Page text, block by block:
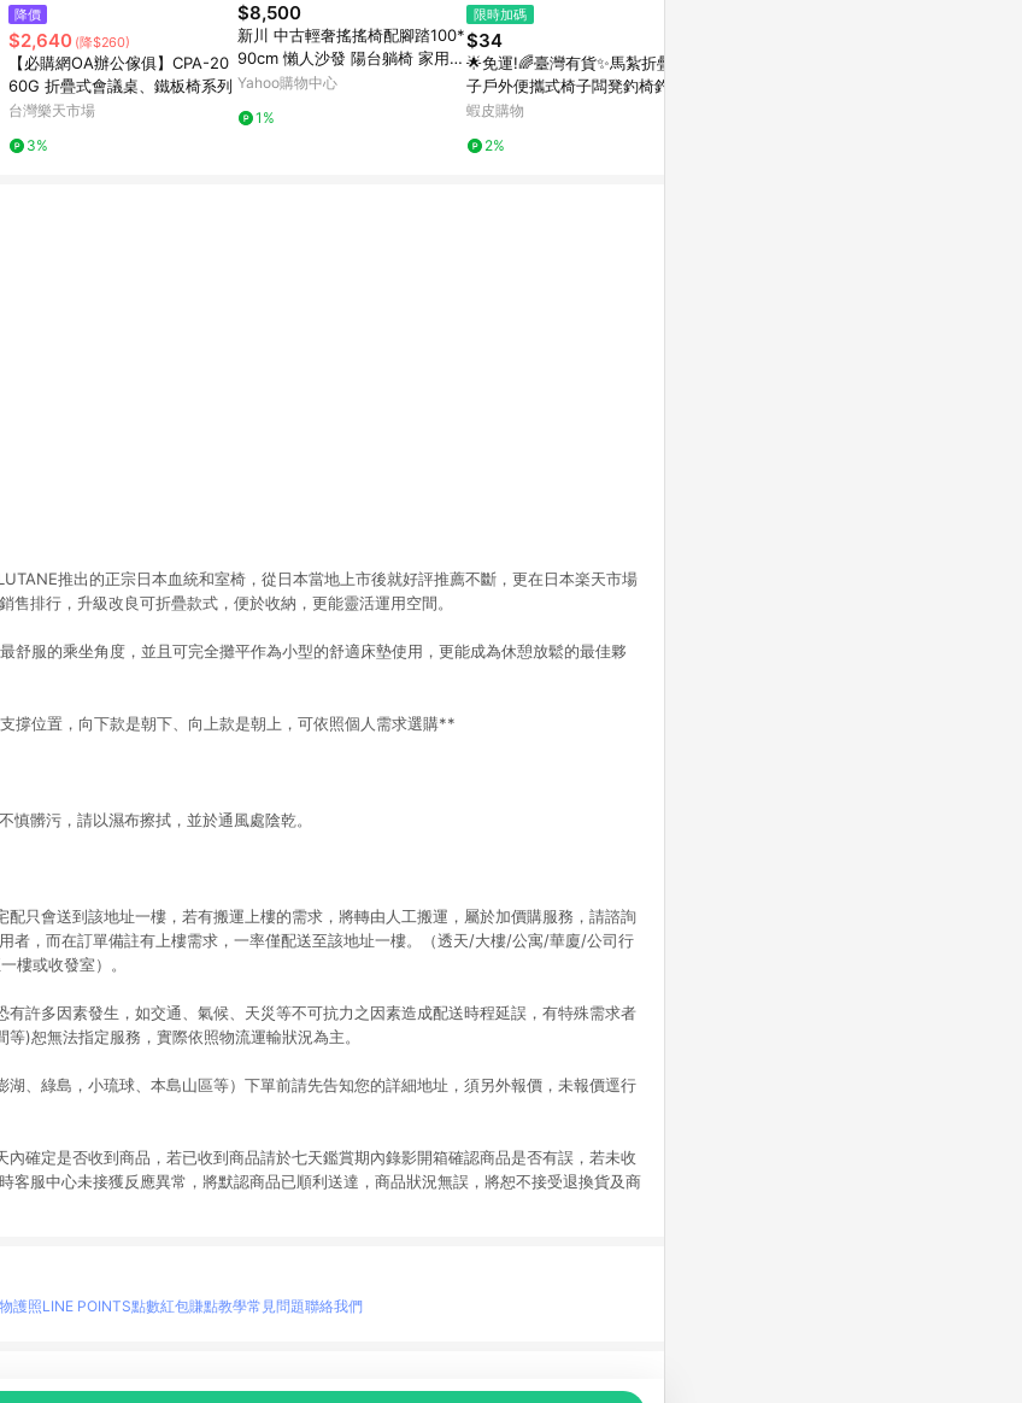
降價
$2,640 (降$260)
【必購網OA辦公傢俱】CPA-20
60G 折疊式會議桌、鐵板椅系列
台灣樂天市場
3%
$8,500
新川 中古輕奢搖搖椅配腳踏100*
90cm 懶人沙發 陽台躺椅 家用休
閒椅
Yahoo購物中心
1%
限時加碼
$34
🌟免運!🌈臺灣有貨✨馬紮折疊凳
子戶外便攜式椅子闆凳釣椅釣魚
美術寫生多功能超輕 特惠 ABEA
蝦皮購物
2%
推出的正宗日本血統和室椅，從日本當地上市後就好評推薦不斷，更在日本楽天市場
售排行，升級改良可折疊款式，便於收納，更能靈活運用空間。
舒服的乘坐角度，並且可完全攤平作為小型的舒適床墊使用，更能成為休憩放鬆的最佳夥
撐位置，向下款是朝下、向上款是朝上，可依照個人需求選購**
慎髒污，請以濕布擦拭，並於通風處陰乾。
配只會送到該地址一樓，若有搬運上樓的需求，將轉由人工搬運，屬於加價購服務，請諮詢
者，而在訂單備註有上樓需求，一率僅配送至該地址一樓。（透天/大樓/公寓/華廈/公司行
樓或收發室）。
有許多因素發生，如交通、氣候、天災等不可抗力之因素造成配送時程延誤，有特殊需求者
)恕無法指定服務，實際依照物流運輸狀況為主。
湖、綠島，小琉球、本島山區等）下單前請先告知您的詳細地址，須另外報價，未報價逕行
內確定是否收到商品，若已收到商品請於七天鑑賞期內錄影開箱確認商品是否有誤，若未收
客服中心未接獲反應異常，將默認商品已順利送達，商品狀況無誤，將恕不接受退換貨及商
護照LINE POINTS點數紅包賺點教學常見問題聯絡我們
訊的整合性平台，並依購物情報中的趨勢與風格做合作網路商家的延伸商品推薦，商品資料更新會有